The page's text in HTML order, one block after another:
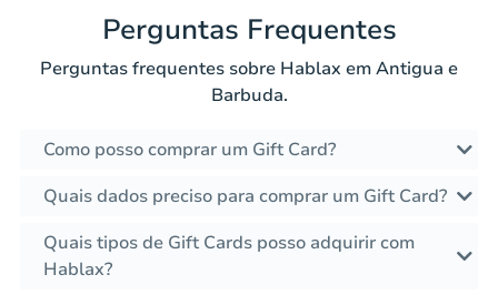
Perguntas Frequentes
Perguntas frequentes sobre Hablax em Antigua e
Barbuda.
Como posso comprar um Gift Card?
Quais dados preciso para comprar um Gift Card?
Quais tipos de Gift Cards posso adquirir com
Hablax?